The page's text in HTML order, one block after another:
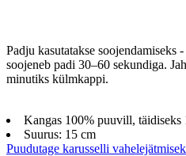
Padju kasutatakse soojendamiseks
soojeneb padi 30–60 sekundiga.
minutiks külmkappi.
Kangas 100% puuvill,
Suurus: 15 cm
Puudutage karusselli